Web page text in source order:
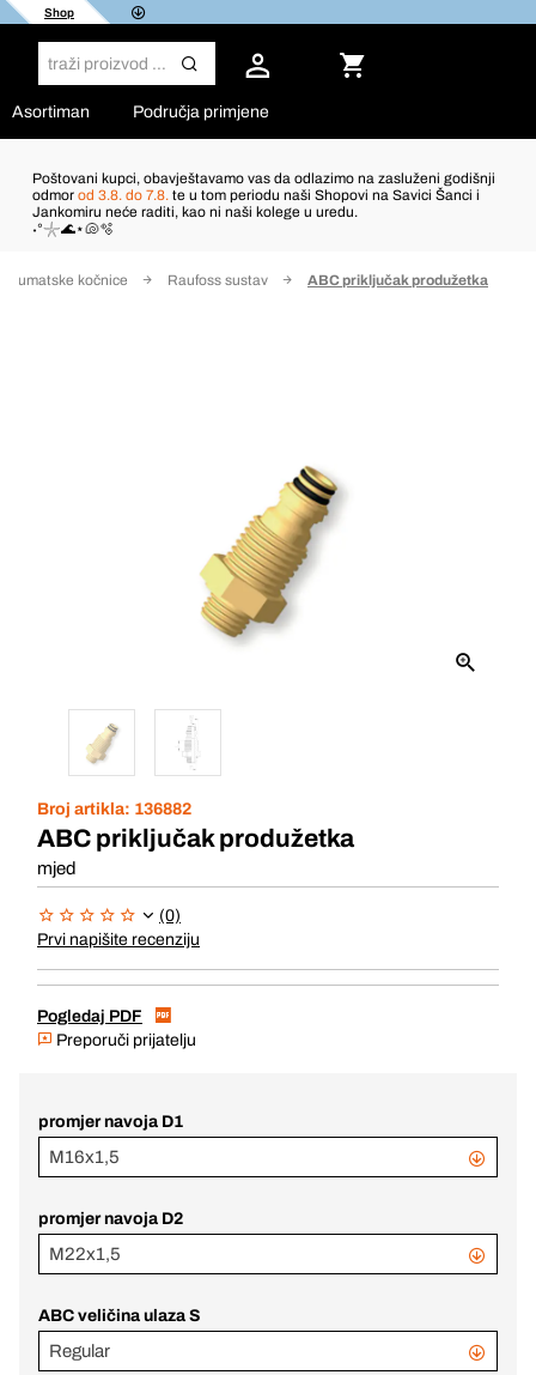
Shop
Asortiman Područja primjene
Poštovani kupci, obavještavamo vas da odlazimo na zasluženi godišnji
odmor od 3.8. do 7.8. te u tom periodu naši Shopovi na Savici Šanci i
Jankomiru neće raditi, kao ni naši kolege u uredu.
˖°𓇼🌊⋆🐚🫧
kočnice Raufoss sustav ABC priključak produžetka
Broj artikla: 136882
ABC priključak produžetka
mjed
(0)
Prvi napišite recenziju
Pogledaj PDF
Preporuči prijatelju
promjer navoja D1
M16x1,5
promjer navoja D2
M22x1,5
ABC veličina ulaza S
Regular